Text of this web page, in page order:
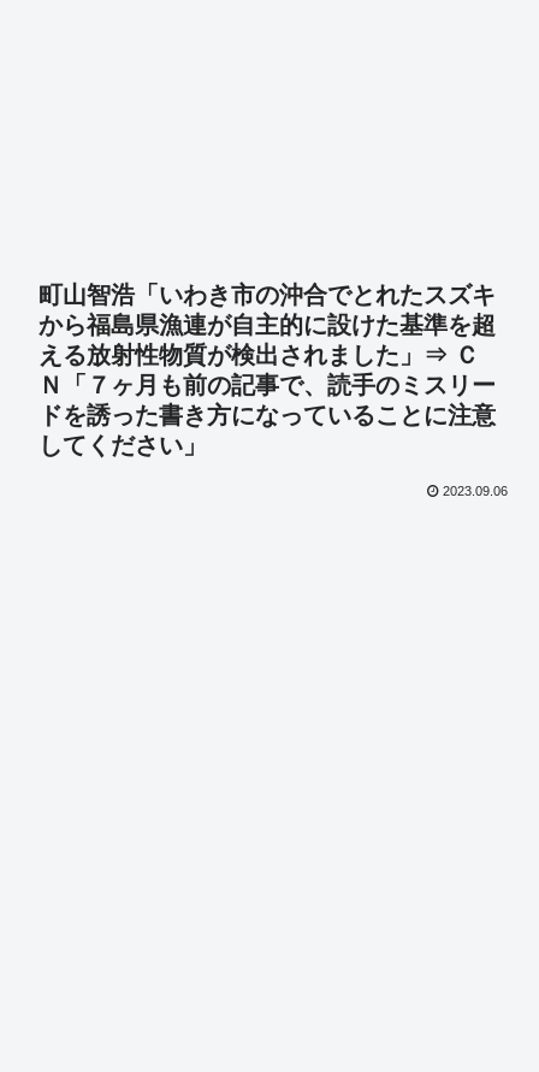
町山智浩「いわき市の沖合でとれたスズキ
から福島県漁連が自主的に設けた基準を超
える放射性物質が検出されました」⇒ Ｃ
Ｎ「７ヶ月も前の記事で、読手のミスリー
ドを誘った書き方になっていることに注意
してください」
2023.09.06